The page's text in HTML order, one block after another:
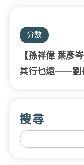
分數
【孫祥偉 葉彥
其行也遠——劉
搜尋